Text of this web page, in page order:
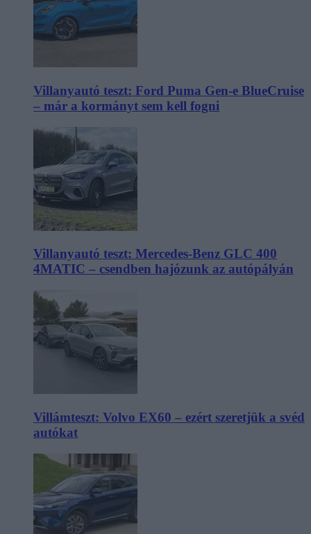
Villanyautó teszt: Ford Puma Gen-e BlueCruise
– már a kormányt sem kell fogni
Villanyautó teszt: Mercedes-Benz GLC 400
4MATIC – csendben hajózunk az autópályán
Villámteszt: Volvo EX60 – ezért szeretjük a svéd
autókat